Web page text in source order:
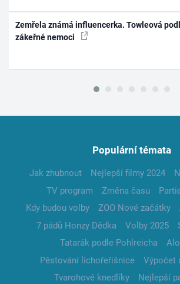
Zemřela známá influencerka. Towleová
zákeřné nemoci
Populární témata
Jak zhubnout Nejlepší filmy 2024
TV program
Změna času
Kdy budou volby
ZOO Nové začátky
7 pádů Honzy Dědka
Volby 2025
Tatarák podle Pohlreicha
Pěstování lichořeřišnice
Výpočet
Tvarohové knedlíky
Nejlepší